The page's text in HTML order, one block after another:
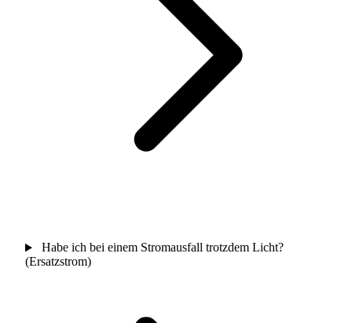
Habe ich bei einem Stromausfall trotzdem Licht?
(Ersatzstrom)